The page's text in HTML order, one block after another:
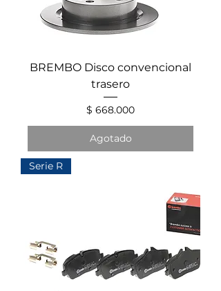
BREMBO Disco convencional
trasero
Precio
$ 668.000
Agotado
Serie R